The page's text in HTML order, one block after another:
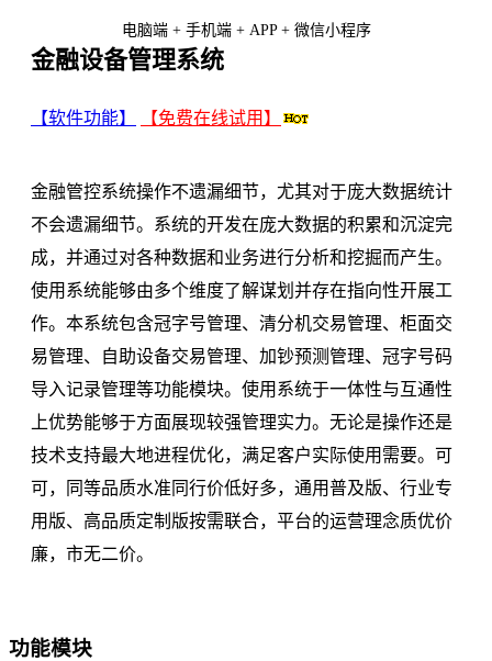
电脑端 + 手机端 + APP + 微信小程序
金融设备管理系统
【软件功能】 【免费在线试用】
金融管控系统操作不遗漏细节，尤其对于庞大数据统计
不会遗漏细节。系统的开发在庞大数据的积累和沉淀完
成，并通过对各种数据和业务进行分析和挖掘而产生。
使用系统能够由多个维度了解谋划并存在指向性开展工
作。本系统包含冠字号管理、清分机交易管理、柜面交
易管理、自助设备交易管理、加钞预测管理、冠字号码
导入记录管理等功能模块。使用系统于一体性与互通性
上优势能够于方面展现较强管理实力。无论是操作还是
技术支持最大地进程优化，满足客户实际使用需要。可
可，同等品质水准同行价低好多，通用普及版、行业专
用版、高品质定制版按需联合，平台的运营理念质优价
廉，市无二价。
功能模块